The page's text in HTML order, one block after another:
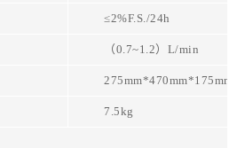
≤2%F.S./24h
（0.7~1.2）L/min
275mm*470mm*175mm
7.5kg